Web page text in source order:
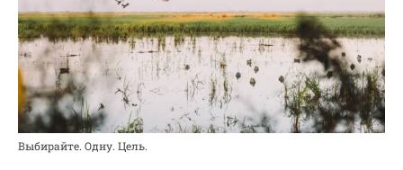
Выбирайте. Одну. Цель.